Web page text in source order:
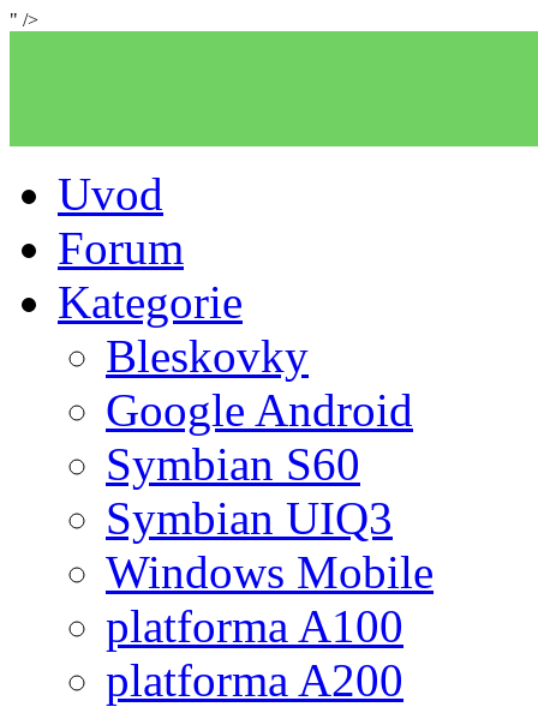
" />
Uvod
Forum
Kategorie
Bleskovky
Google Android
Symbian S60
Symbian UIQ3
Windows Mobile
platforma A100
platforma A200